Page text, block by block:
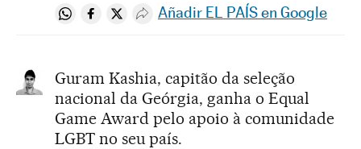
Compartir en Whatsapp
Compartir en Facebook
Compartir en Twitter
Desplegar Redes Sociales
Añadir EL PAÍS en Google
Guram Kashia, capitão da seleção
nacional da Geórgia, ganha o Equal
Game Award pelo apoio à comunidade
LGBT no seu país.